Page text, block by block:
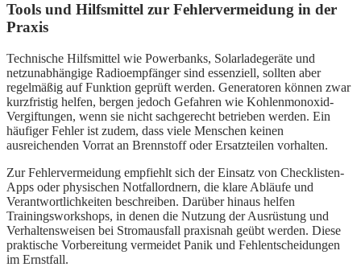
Tools und Hilfsmittel zur Fehlervermeidung in der
Praxis
Technische Hilfsmittel wie Powerbanks, Solarladegeräte und
netzunabhängige Radioempfänger sind essenziell, sollten aber
regelmäßig auf Funktion geprüft werden. Generatoren können zwar
kurzfristig helfen, bergen jedoch Gefahren wie Kohlenmonoxid-
Vergiftungen, wenn sie nicht sachgerecht betrieben werden. Ein
häufiger Fehler ist zudem, dass viele Menschen keinen
ausreichenden Vorrat an Brennstoff oder Ersatzteilen vorhalten.
Zur Fehlervermeidung empfiehlt sich der Einsatz von Checklisten-
Apps oder physischen Notfallordnern, die klare Abläufe und
Verantwortlichkeiten beschreiben. Darüber hinaus helfen
Trainingsworkshops, in denen die Nutzung der Ausrüstung und
Verhaltensweisen bei Stromausfall praxisnah geübt werden. Diese
praktische Vorbereitung vermeidet Panik und Fehlentscheidungen
im Ernstfall.